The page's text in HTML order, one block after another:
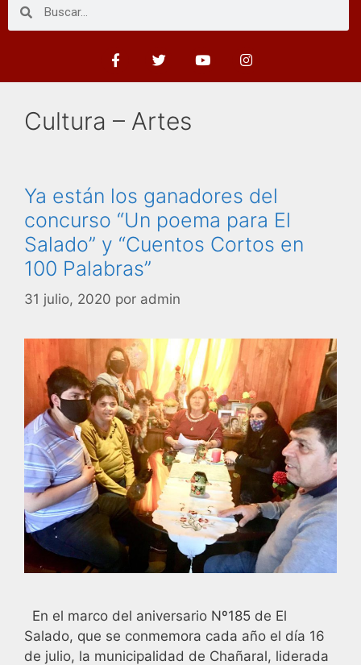
Cultura – Artes
Ya están los ganadores del
concurso “Un poema para El
Salado” y “Cuentos Cortos en
100 Palabras”
31 julio, 2020 por admin
En el marco del aniversario Nº185 de El
Salado, que se conmemora cada año el día 16
de julio, la municipalidad de Chañaral, liderada